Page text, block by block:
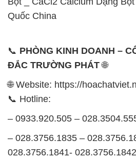
– 028.3756.1835 –
– 0932.660.696 –
0902.765.866
📧 Email:
GIỜ LÀM VIỆC TẠI CÔNG TY
TRƯỜNG PHÁT
Thời gian làm việctại Hóa
được tổ chức như sau: